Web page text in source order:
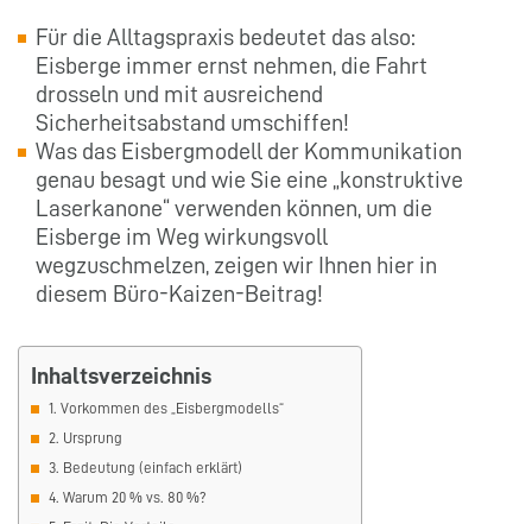
Für die Alltagspraxis bedeutet das also:
Eisberge immer ernst nehmen, die Fahrt
drosseln und mit ausreichend
Sicherheitsabstand umschiffen!
Was das Eisbergmodell der Kommunikation
genau besagt und wie Sie eine „konstruktive
Laserkanone“ verwenden können, um die
Eisberge im Weg wirkungsvoll
wegzuschmelzen, zeigen wir Ihnen hier in
diesem Büro-Kaizen-Beitrag!
Inhaltsverzeichnis
1. Vorkommen des „Eisbergmodells“
2. Ursprung
3. Bedeutung (einfach erklärt)
4. Warum 20 % vs. 80 %?